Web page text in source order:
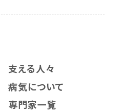
支える人々
病気について
専門家一覧